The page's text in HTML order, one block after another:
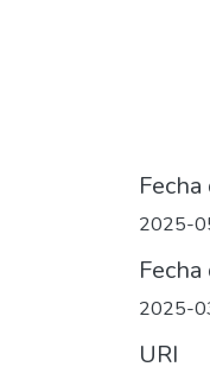
2025-
2025-
URI